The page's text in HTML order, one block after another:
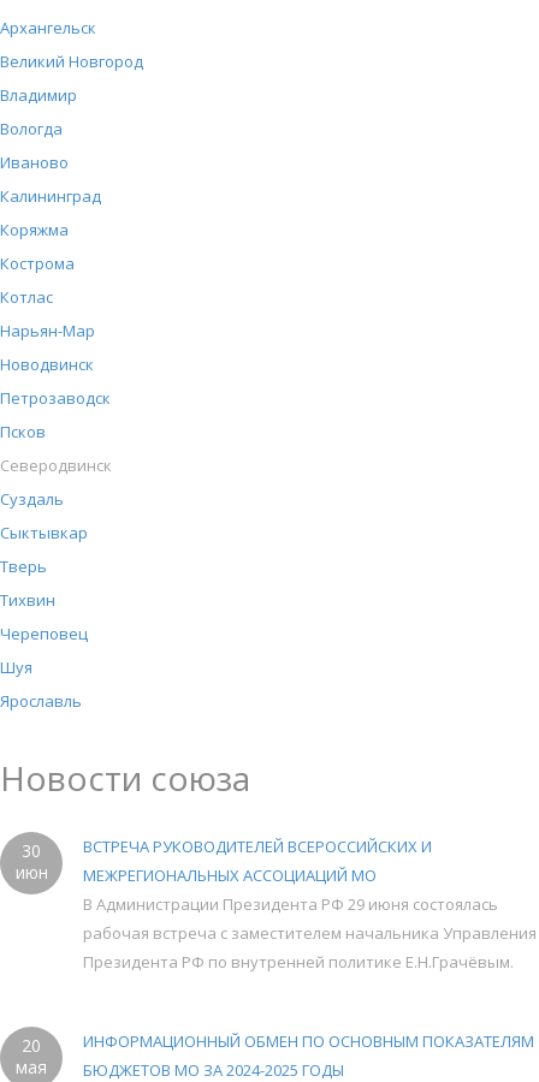
Архангельск
Великий Новгород
Владимир
Вологда
Иваново
Калининград
Коряжма
Кострома
Котлас
Нарьян-Мар
Новодвинск
Петрозаводск
Псков
Северодвинск
Суздаль
Сыктывкар
Тверь
Тихвин
Череповец
Шуя
Ярославль
Новости союза
30
июн
ВСТРЕЧА РУКОВОДИТЕЛЕЙ ВСЕРОССИЙСКИХ И
МЕЖРЕГИОНАЛЬНЫХ АССОЦИАЦИЙ МО
В Администрации Президента РФ 29 июня состоялась
рабочая встреча с заместителем начальника Управления
Президента РФ по внутренней политике Е.Н.Грачёвым.
20
мая
ИНФОРМАЦИОННЫЙ ОБМЕН ПО ОСНОВНЫМ ПОКАЗАТЕЛЯМ
БЮДЖЕТОВ МО ЗА 2024-2025 ГОДЫ